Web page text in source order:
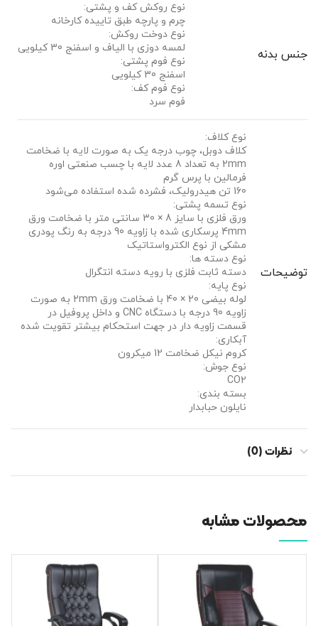
جنس بدنه
نوع روکش کف و پشتی:
چرم و پارچه طبق تاییده کارخانه
نوع دوخت روکش:
لمسه دوزی با الیاف و اسفنج 30 کیلویی
نوع فوم پشتی:
اسفنج 30 کیلویی
نوع فوم کف:
فوم سرد
توضیحات
نوع کلاف:
کلاف دوبل، چوب درجه یک به صورت لایه با ضخامت
2mm به تعداد 8 عدد لایه با چسب صنعتی اوره
فرمالین با پرس گرم
160 تن هیدرولیک، فشرده شده استفاده می‌شود
نوع تسمه پشتی:
ورق فلزی با سایز 8 × 30 سانتی متر با ضخامت ورق
4mm پرسکاری شده با زاویه 90 درجه به رنگ پودری
مشکی از نوع الکترواستاتیک
نوع دسته ها:
دسته ثابت فلزی با رویه دسته انتگرال
نوع پایه:
لوله بیضی 20 × 40 با ضخامت ورق 2mm به صورت
زاویه 90 درجه با دستگاه CNC و داخل پروفیل در
قسمت زاویه دار در جهت استحکام بیشتر تقویت شده
آبکاری:
کروم نیکل ضخامت 12 میکرون
نوع جوش:
CO2
بسته بندی:
نایلون حبابدار
نظرات (0)
محصولات مشابه